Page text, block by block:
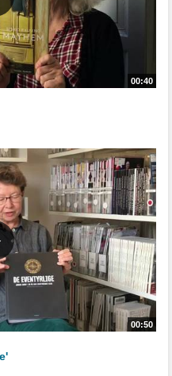
00:40
00:50